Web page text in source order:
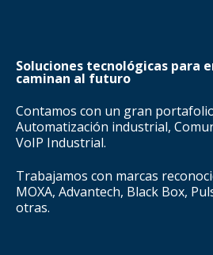
Soluciones tecnológicas para
caminan al futuro
Contamos con un gran
Automatización industrial,
VoIP Industrial.
Trabajamos con marcas
MOXA, Advantech, Black Box,
otras.